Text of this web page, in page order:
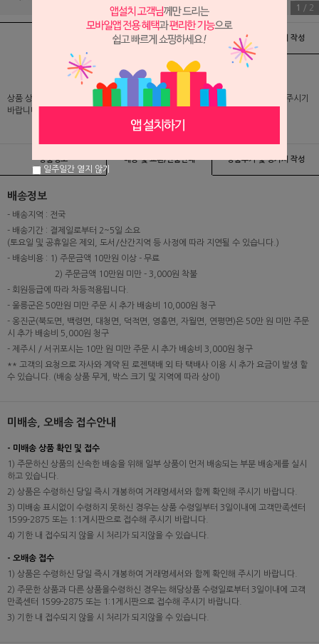
1 / 2
배송 및 교환/반품안내 상품후기 및 평가서 작성
상품 상세 설명 및 실제 구매 가격은 로그인 후 확인 가능하오니 반드시 로그인해 주시기
바랍니다.
상품정보 배송 및 교환/반품안내 상품후기 및 평가서 작성
배송정보
- 배송지역 : 전국
- 배송기간 : 결제일로부터 2~5일 소요
(토요일 및 공휴일은 제외, 도서/산간지역 등 사정에 따라 지연될 수 있습니다.)
- 배송비용 : 1) 주문금액 10만원 이상 - 무료
2) 주문금액 10만원 미만 - 3,000원 착불
- 회원등급에 따라 차등적용됩니다.
- 울릉군은 50만원 미만 주문 시 추가 배송비 10,000원 청구
- 옹진군(북도면, 백령면, 대청면, 덕적면, 영흥면, 자월면, 연평면)은 50만 원 미만 주문
시 추가 배송비 5,000원 청구
- 제주시 / 서귀포시는 10만 원 미만 주문 시 추가 배송비 3,000원 청구
** 고객의 요청으로 자사와 계약 된 로젠택배 외 타 택배사 이용 시 추가 요금이 발생 할
수 있습니다. (배송 상품 무게, 박스 크기 및 지역에 따라 상이)
미배송, 오배송 접수안내
- 미배송 상품 확인 및 접수
1) 주문하신 상품의 신속한 배송을 위해 일부 상품이 먼저 배송되는 부분 배송제를 실시
하고 있습니다.
2) 상품은 수령하신 당일 즉시 개봉하여 거래명세서와 함께 확인해 주시기 바랍니다.
3) 미배송 표시없이 수령하지 못하신 경우는 상품 수령일부터 3일이내에 고객만족센터
1599-2875 또는 1:1게시판으로 접수해 주시기 바랍니다.
4) 기한 내 접수되지 않을 시 처리가 되지않을 수 있습니다.
- 오배송 접수
1) 상품은 수령하신 당일 즉시 개봉하여 거래명세서와 함께 확인해 주시기 바랍니다.
2) 주문한 상품과 다른 상품을수령하신 경우는 해당상품 수령일로부터 3일이내에 고객
만족센터 1599-2875 또는 1:1게시판으로 접수해 주시기 바랍니다.
3) 기한 내 접수되지 않을 시 처리가 되지않을 수 있습니다.
일주일간 열지 않기